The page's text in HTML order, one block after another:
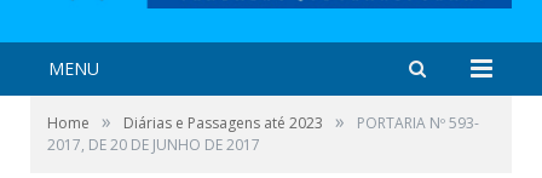
MENU
Home » Diárias e Passagens até 2023 »
PORTARIA Nº 593-
2017, DE 20 DE JUNHO DE 2017